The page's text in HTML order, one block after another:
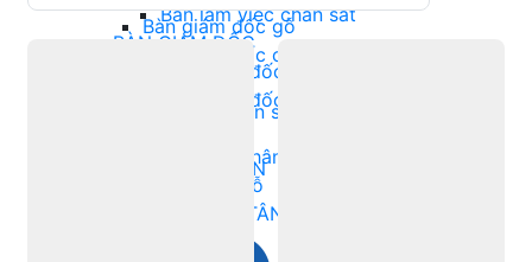
Bàn làm việc chân sắt
BÀN GIÁM ĐỐC
Bàn giám đốc gỗ
Bàn giám đốc chân sắt
Bàn họp chân sắt
Bàn họp gỗ
BÀN QUẦY LỄ TÂN
Bàn giám đốc gỗ
Bàn giám đốc chân sắt
Bàn họp chân sắt
BÀN QUẦY LỄ TÂN